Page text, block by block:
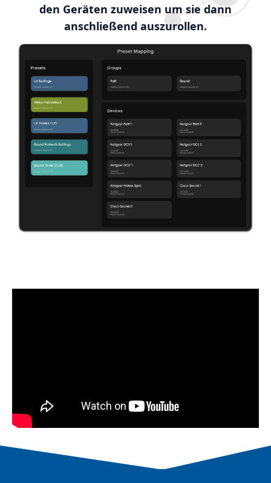
den Geräten zuweisen um sie dann
anschließend auszurollen.